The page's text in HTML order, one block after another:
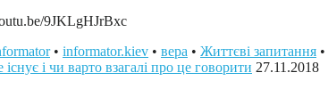
9JKLgHJrBxc
• informator.kiev • вера • Життєві запитання •
і чи варто взагалі про це говорити 27.11.2018